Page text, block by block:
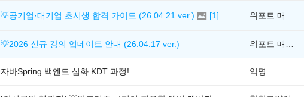
💡공기업·대기업 초시생 합격 가이드 (26.04.21 ver.) [1]
💡2026 신규 강의 업데이트 안내 (26.04.17 ver.)
자바Spring 백엔드 심화 KDT 과정! 익명